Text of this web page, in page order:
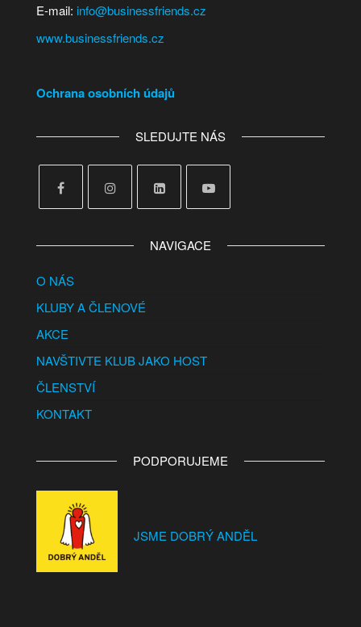
E-mail: info@businessfriends.cz
www.businessfriends.cz
Ochrana osobních údajů
SLEDUJTE NÁS
NAVIGACE
O NÁS
KLUBY A ČLENOVÉ
AKCE
NAVŠTIVTE KLUB JAKO HOST
ČLENSTVÍ
KONTAKT
PODPORUJEME
JSME DOBRÝ ANDĚL